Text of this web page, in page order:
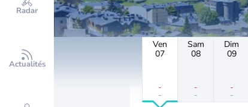
Radar
Actualités
Ven
07
-
-
Sam
08
-
-
Dim
09
-
-